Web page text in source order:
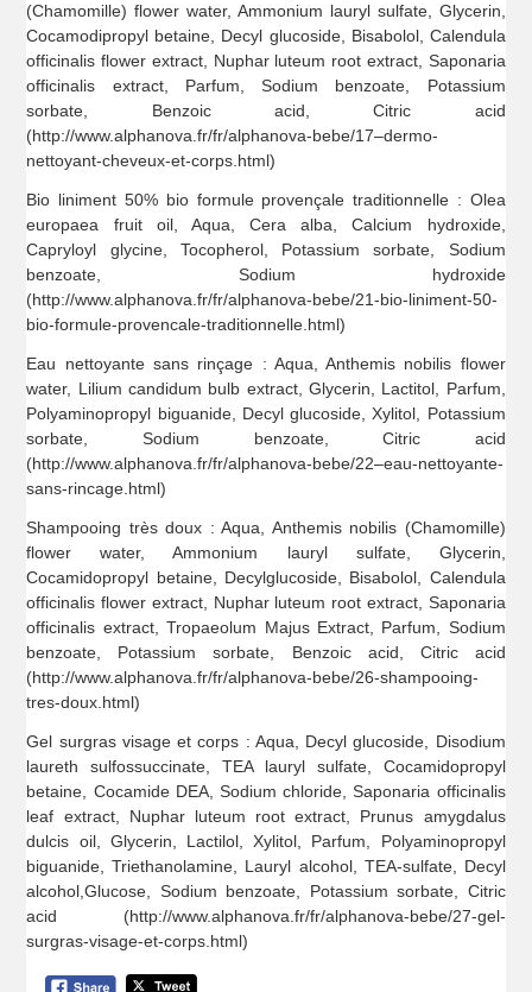
(Chamomille) flower water, Ammonium lauryl sulfate, Glycerin,
Cocamodipropyl betaine, Decyl glucoside, Bisabolol, Calendula
officinalis flower extract, Nuphar luteum root extract, Saponaria
officinalis extract, Parfum, Sodium benzoate, Potassium
sorbate, Benzoic acid, Citric acid
(http://www.alphanova.fr/fr/alphanova-bebe/17–dermo-
nettoyant-cheveux-et-corps.html)
Bio liniment 50% bio formule provençale traditionnelle : Olea
europaea fruit oil, Aqua, Cera alba, Calcium hydroxide,
Capryloyl glycine, Tocopherol, Potassium sorbate, Sodium
benzoate, Sodium hydroxide
(http://www.alphanova.fr/fr/alphanova-bebe/21-bio-liniment-50-
bio-formule-provencale-traditionnelle.html)
Eau nettoyante sans rinçage : Aqua, Anthemis nobilis flower
water, Lilium candidum bulb extract, Glycerin, Lactitol, Parfum,
Polyaminopropyl biguanide, Decyl glucoside, Xylitol, Potassium
sorbate, Sodium benzoate, Citric acid
(http://www.alphanova.fr/fr/alphanova-bebe/22–eau-nettoyante-
sans-rincage.html)
Shampooing très doux : Aqua, Anthemis nobilis (Chamomille)
flower water, Ammonium lauryl sulfate, Glycerin,
Cocamidopropyl betaine, Decylglucoside, Bisabolol, Calendula
officinalis flower extract, Nuphar luteum root extract, Saponaria
officinalis extract, Tropaeolum Majus Extract, Parfum, Sodium
benzoate, Potassium sorbate, Benzoic acid, Citric acid
(http://www.alphanova.fr/fr/alphanova-bebe/26-shampooing-
tres-doux.html)
Gel surgras visage et corps : Aqua, Decyl glucoside, Disodium
laureth sulfossuccinate, TEA lauryl sulfate, Cocamidopropyl
betaine, Cocamide DEA, Sodium chloride, Saponaria officinalis
leaf extract, Nuphar luteum root extract, Prunus amygdalus
dulcis oil, Glycerin, Lactilol, Xylitol, Parfum, Polyaminopropyl
biguanide, Triethanolamine, Lauryl alcohol, TEA-sulfate, Decyl
alcohol,Glucose, Sodium benzoate, Potassium sorbate, Citric
acid (http://www.alphanova.fr/fr/alphanova-bebe/27-gel-
surgras-visage-et-corps.html)